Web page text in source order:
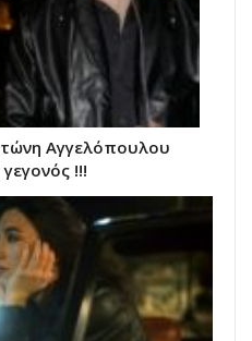
Αγγελόπουλου
!!!